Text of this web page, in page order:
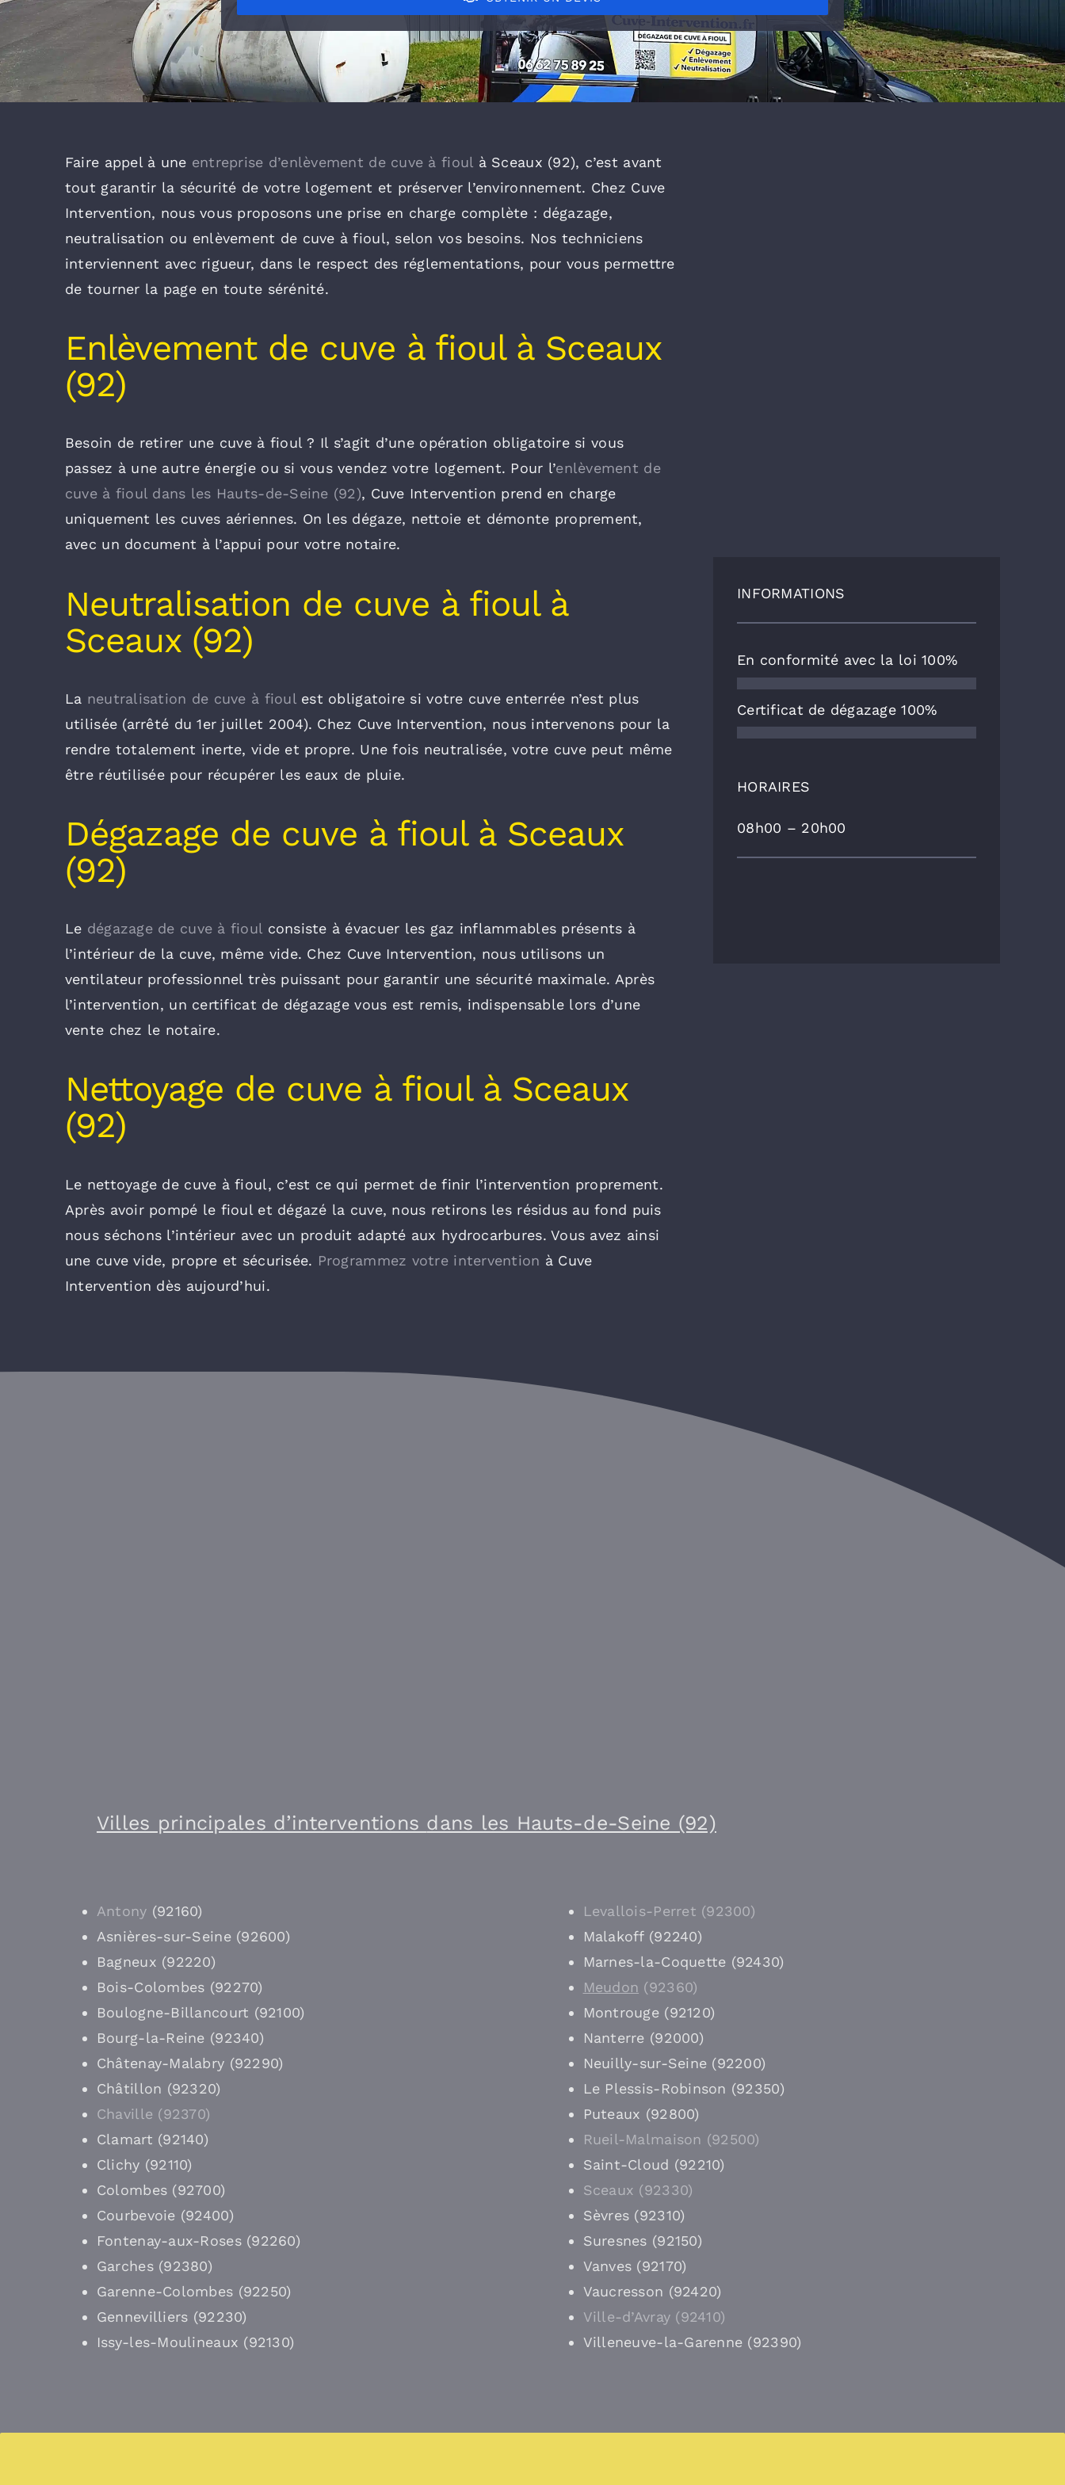
Faire appel à une entreprise d’enlèvement de cuve à fioul à Sceaux (92), c’est avant
tout garantir la sécurité de votre logement et préserver l’environnement. Chez Cuve
Intervention, nous vous proposons une prise en charge complète : dégazage,
neutralisation ou enlèvement de cuve à fioul, selon vos besoins. Nos techniciens
interviennent avec rigueur, dans le respect des réglementations, pour vous permettre
de tourner la page en toute sérénité.
Enlèvement de cuve à fioul à Sceaux
(92)
Besoin de retirer une cuve à fioul ? Il s’agit d’une opération obligatoire si vous
passez à une autre énergie ou si vous vendez votre logement. Pour l’enlèvement de
cuve à fioul dans les Hauts-de-Seine (92), Cuve Intervention prend en charge
uniquement les cuves aériennes. On les dégaze, nettoie et démonte proprement,
avec un document à l’appui pour votre notaire.
Neutralisation de cuve à fioul à
Sceaux (92)
La neutralisation de cuve à fioul est obligatoire si votre cuve enterrée n’est plus
utilisée (arrêté du 1er juillet 2004). Chez Cuve Intervention, nous intervenons pour la
rendre totalement inerte, vide et propre. Une fois neutralisée, votre cuve peut même
être réutilisée pour récupérer les eaux de pluie.
Dégazage de cuve à fioul à Sceaux
(92)
Le dégazage de cuve à fioul consiste à évacuer les gaz inflammables présents à
l’intérieur de la cuve, même vide. Chez Cuve Intervention, nous utilisons un
ventilateur professionnel très puissant pour garantir une sécurité maximale. Après
l’intervention, un certificat de dégazage vous est remis, indispensable lors d’une
vente chez le notaire.
Nettoyage de cuve à fioul à Sceaux
(92)
Le nettoyage de cuve à fioul, c’est ce qui permet de finir l’intervention proprement.
Après avoir pompé le fioul et dégazé la cuve, nous retirons les résidus au fond puis
nous séchons l’intérieur avec un produit adapté aux hydrocarbures. Vous avez ainsi
une cuve vide, propre et sécurisée. Programmez votre intervention à Cuve
Intervention dès aujourd’hui.
INFORMATIONS
En conformité avec la loi 100%
Certificat de dégazage 100%
HORAIRES
08h00 – 20h00
Villes principales d’interventions dans les Hauts-de-Seine (92)
Antony (92160)
Asnières-sur-Seine (92600)
Bagneux (92220)
Bois-Colombes (92270)
Boulogne-Billancourt (92100)
Bourg-la-Reine (92340)
Châtenay-Malabry (92290)
Châtillon (92320)
Chaville (92370)
Clamart (92140)
Clichy (92110)
Colombes (92700)
Courbevoie (92400)
Fontenay-aux-Roses (92260)
Garches (92380)
Garenne-Colombes (92250)
Gennevilliers (92230)
Issy-les-Moulineaux (92130)
Levallois-Perret (92300)
Malakoff (92240)
Marnes-la-Coquette (92430)
Meudon (92360)
Montrouge (92120)
Nanterre (92000)
Neuilly-sur-Seine (92200)
Le Plessis-Robinson (92350)
Puteaux (92800)
Rueil-Malmaison (92500)
Saint-Cloud (92210)
Sceaux (92330)
Sèvres (92310)
Suresnes (92150)
Vanves (92170)
Vaucresson (92420)
Ville-d’Avray (92410)
Villeneuve-la-Garenne (92390)